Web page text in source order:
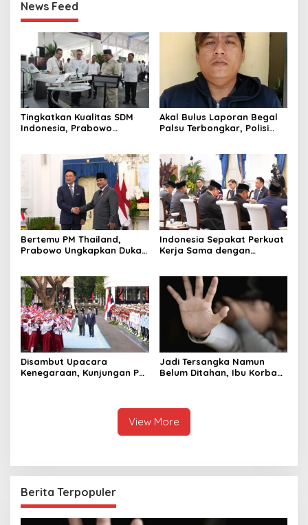
News Feed
Tingkatkan Kualitas SDM
Indonesia, Prabowo
Terbaik Dunia
Akal Bulus Laporan Begal
Palsu Terbongkar, Polisi
Bertemu PM Thailand,
Prabowo Ungkapkan Duka
Raja Thailand
Indonesia Sepakat Perkuat
Kerja Sama dengan
Disambut Upacara
Kenegaraan, Kunjungan PM
Jadi Tersangka Namun
Belum Ditahan, Ibu Korban
Anaknya Hamil
View More
Berita Terpopuler